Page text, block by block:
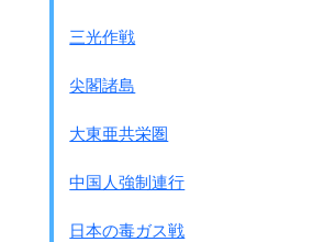
大本営政府連絡会議で決定された
通貨は勉めて従来の現地通貨を
やむを得ざる場合にありては
実はそれ以前にひそかに策定されていた
三光作戦
尖閣諸島
大東亜共栄圏
中国人強制連行
日本の毒ガス戦